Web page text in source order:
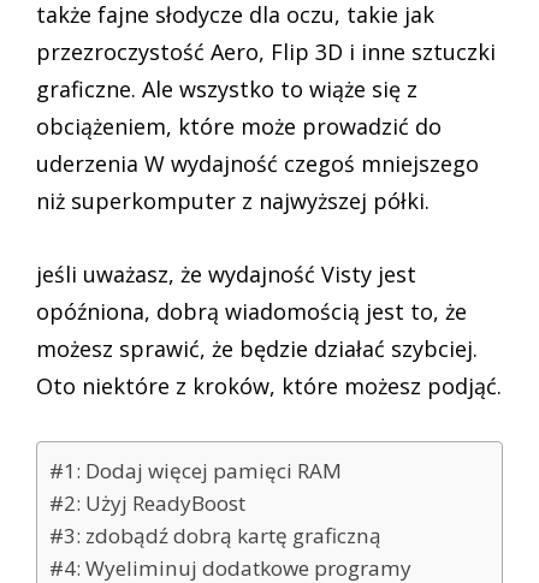
także fajne słodycze dla oczu, takie jak
przezroczystość Aero, Flip 3D i inne sztuczki
graficzne. Ale wszystko to wiąże się z
obciążeniem, które może prowadzić do
uderzenia W wydajność czegoś mniejszego
niż superkomputer z najwyższej półki.
jeśli uważasz, że wydajność Visty jest
opóźniona, dobrą wiadomością jest to, że
możesz sprawić, że będzie działać szybciej.
Oto niektóre z kroków, które możesz podjąć.
#1: Dodaj więcej pamięci RAM
#2: Użyj ReadyBoost
#3: zdobądź dobrą kartę graficzną
#4: Wyeliminuj dodatkowe programy